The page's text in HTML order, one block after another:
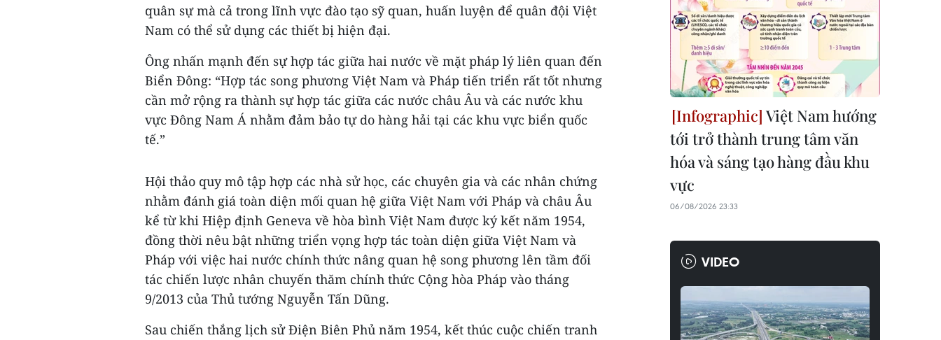
quân sự mà cả trong lĩnh vực đào tạo sỹ quan, huấn luyện để quân đội Việt
Nam có thể sử dụng các thiết bị hiện đại.
Ông nhấn mạnh đến sự hợp tác giữa hai nước về mặt pháp lý liên quan đến
Biển Đông: “Hợp tác song phương Việt Nam và Pháp tiến triển rất tốt nhưng
cần mở rộng ra thành sự hợp tác giữa các nước châu Âu và các nước khu
vực Đông Nam Á nhằm đảm bảo tự do hàng hải tại các khu vực biển quốc
tế.”
Hội thảo quy mô tập hợp các nhà sử học, các chuyên gia và các nhân chứng
nhằm đánh giá toàn diện mối quan hệ giữa Việt Nam với Pháp và châu Âu
kể từ khi Hiệp định Geneva về hòa bình Việt Nam được ký kết năm 1954,
đồng thời nêu bật những triển vọng hợp tác toàn diện giữa Việt Nam và
Pháp với việc hai nước chính thức nâng quan hệ song phương lên tầm đối
tác chiến lược nhân chuyến thăm chính thức Cộng hòa Pháp vào tháng
9/2013 của Thủ tướng Nguyễn Tấn Dũng.
Sau chiến thắng lịch sử Điện Biên Phủ năm 1954, kết thúc cuộc chiến tranh
Việt Nam hướng
tới trở thành trung tâm văn
hóa và sáng tạo hàng đầu khu
vực
06/08/2026 23:33
VIDEO